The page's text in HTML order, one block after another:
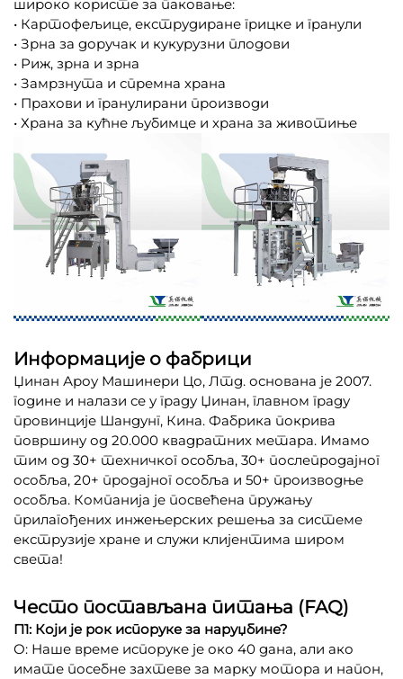
широко користе за паковање:
• Картофељице, екструдиране грицке и гранули
• Зрна за доручак и кукурузни плодови
• Риж, зрна и зрна
• Замрзнута и спремна храна
• Прахови и гранулирани производи
• Храна за кућне љубимце и храна за животиње
Информације о фабрици
Џинан Ароу Машинери Цо, Лтд. основана је 2007.
године и налази се у граду Џинан, главном граду
провинције Шандунг, Кина. Фабрика покрива
површину од 20.000 квадратних метара. Имамо
тим од 30+ техничког особља, 30+ послепродајног
особља, 20+ продајног особља и 50+ производње
особља. Компанија је посвећена пружању
прилагођених инжењерских решења за системе
екструзије хране и служи клијентима широм
света!
Често постављана питања (FAQ)
П1: Који је рок испоруке за наруџбине?
О: Наше време испоруке је око 40 дана, али ако
имате посебне захтеве за марку мотора и напон,